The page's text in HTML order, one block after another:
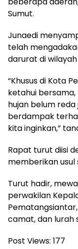
Sumut.
Junaedi
telah
darurat di
“Khusus di Kota
ketahui bersama,
hujan belum reda
berdampak
kita inginkan,”
Rapat turut diisi
memberikan usul
Turut hadir,
perwakilan
camat, dan
Post Views: 177